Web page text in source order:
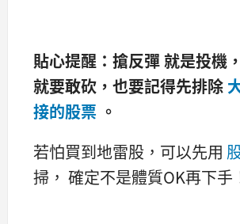
貼心提醒：搶反彈 就是投機
就要敢砍，也要記得先排除
接的股票 。
若怕買到地雷股，可以先用
掃， 確定不是體質OK再下手